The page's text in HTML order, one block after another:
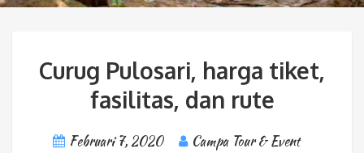
Curug Pulosari, harga tiket,
fasilitas, dan rute
Februari 7, 2020
Campa Tour & Event